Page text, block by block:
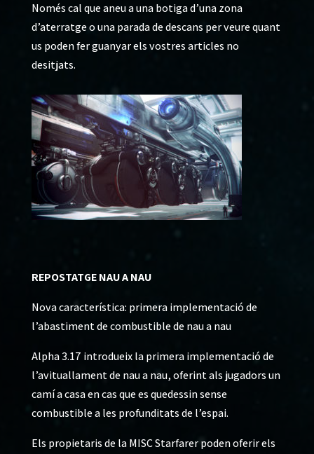
Només cal que aneu a una botiga d’una zona
d’aterratge o una parada de descans per veure quant
us poden fer guanyar els vostres articles no
desitjats.
REPOSTATGE NAU A NAU
Nova característica: primera implementació de
l’abastiment de combustible de nau a nau
Alpha 3.17 introdueix la primera implementació de
l’avituallament de nau a nau, oferint als jugadors un
camí a casa en cas que es quedessin sense
combustible a les profunditats de l’espai.
Els propietaris de la MISC Starfarer poden oferir els